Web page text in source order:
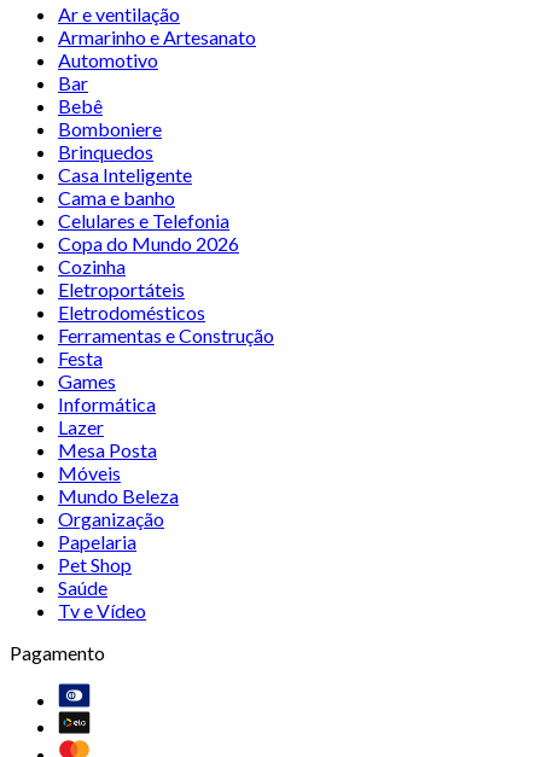
Ar e ventilação
Armarinho e Artesanato
Automotivo
Bar
Bebê
Bomboniere
Brinquedos
Casa Inteligente
Cama e banho
Celulares e Telefonia
Copa do Mundo 2026
Cozinha
Eletroportáteis
Eletrodomésticos
Ferramentas e Construção
Festa
Games
Informática
Lazer
Mesa Posta
Móveis
Mundo Beleza
Organização
Papelaria
Pet Shop
Saúde
Tv e Vídeo
Pagamento